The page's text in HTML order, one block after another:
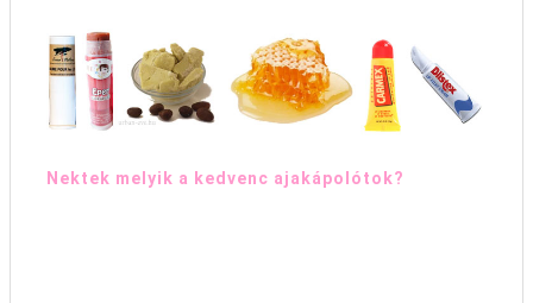
Nektek melyik a kedvenc ajakápolótok?